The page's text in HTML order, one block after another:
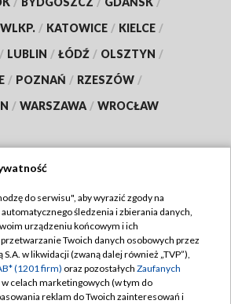
/ KATOWICE / KIELCE /
/ LUBLIN / ŁÓDŹ / OLSZTYN /
/ POZNAŃ / RZESZÓW /
/ WARSZAWA / WROCŁAW
TVP
TVP
Regulamin TVP
Polityka prywatności
Moje zgody
do serwisu", aby wyrazić zgody na
śledzenia i zbierania danych,
urządzeniu końcowym i ich
Twoich danych osobowych przez
w likwidacji (zwaną dalej również „TVP”),
(1201 firm) oraz pozostałych Zaufanych
w celach marketingowych (w tym do
reklam do Twoich zainteresowań i